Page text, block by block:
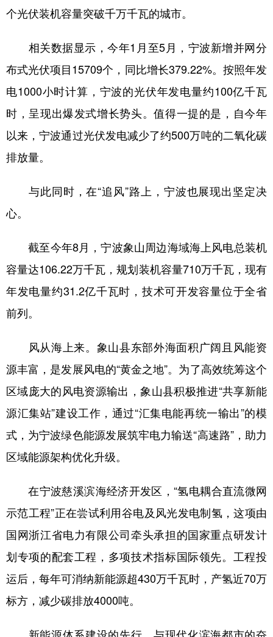
Русский язык 日本語
Deutsch Português
个光伏装机容量突破千万千瓦的城市。
相关数据显示，今年1月至5月，宁波新增并网分
布式光伏项目15709个，同比增长379.22%。按照年发
电1000小时计算，宁波的光伏年发电量约100亿千瓦
时，呈现出爆发式增长势头。值得一提的是，自今年
以来，宁波通过光伏发电减少了约500万吨的二氧化碳
排放量。
与此同时，在“追风”路上，宁波也展现出坚定决
心。
截至今年8月，宁波象山周边海域海上风电总装机
容量达106.22万千瓦，规划装机容量710万千瓦，现有
年发电量约31.2亿千瓦时，技术可开发容量位于全省
前列。
风从海上来。象山县东部外海面积广阔且风能资
源丰富，是发展风电的“黄金之地”。为了高效统筹这个
区域庞大的风电资源输出，象山县积极推进“共享新能
源汇集站”建设工作，通过“汇集电能再统一输出”的模
式，为宁波绿色能源发展筑牢电力输送“高速路”，助力
区域能源架构优化升级。
在宁波慈溪滨海经济开发区，“氢电耦合直流微网
示范工程”正在尝试利用谷电及风光发电制氢，这项由
国网浙江省电力有限公司牵头承担的国家重点研发计
划专项的配套工程，多项技术指标国际领先。工程投
运后，每年可消纳新能源超430万千瓦时，产氢近70万
标方，减少碳排放4000吨。
新能源体系建设的先行，与现代化滨海都市的奋